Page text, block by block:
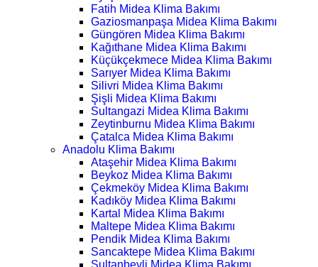
Fatih Midea Klima Bakımı
Gaziosmanpaşa Midea Klima Bakımı
Güngören Midea Klima Bakımı
Kağıthane Midea Klima Bakımı
Küçükçekmece Midea Klima Bakımı
Sarıyer Midea Klima Bakımı
Silivri Midea Klima Bakımı
Şişli Midea Klima Bakımı
Sultangazi Midea Klima Bakımı
Zeytinburnu Midea Klima Bakımı
Çatalca Midea Klima Bakımı
Anadolu Klima Bakımı
Ataşehir Midea Klima Bakımı
Beykoz Midea Klima Bakımı
Çekmeköy Midea Klima Bakımı
Kadıköy Midea Klima Bakımı
Kartal Midea Klima Bakımı
Maltepe Midea Klima Bakımı
Pendik Midea Klima Bakımı
Sancaktepe Midea Klima Bakımı
Sultanbeyli Midea Klima Bakımı